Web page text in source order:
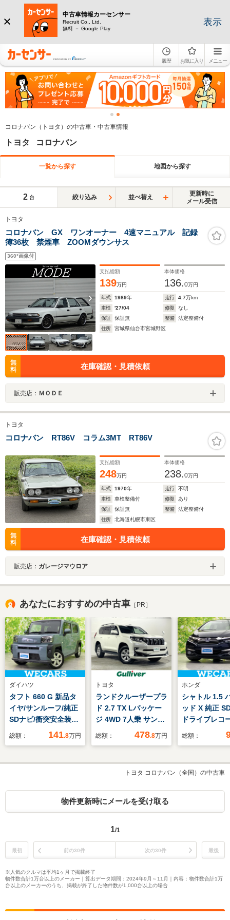
中古車情報カーセンサー
Recruit Co., Ltd.
無料 － Google Play
表示
履歴 お気に入り メニュー
コロナバン（トヨタ）の中古車・中古車情報
トヨタ コロナバン
一覧から探す 地図から探す
2 台 絞り込み 並べ替え
更新時に
メール受信
トヨタ
コロナバン GX ワンオーナー 4速マニュアル 記録
簿36枚 禁煙車 ZOOMダウンサス
360°画像付
支払総額
139万円
本体価格
136.0万円
年式 1989年 走行 4.7万km
車検
'27/04 修復
なし
保証
保証無 整備
法定整備付
住所
宮城県仙台市宮城野区
無
料
在庫確認・見積依頼
販売店： ＭＯＤＥ
トヨタ
コロナバン RT86V コラム3MT RT86V
支払総額
248万円
本体価格
238.0万円
年式 1970年 走行
不明
車検
車検整備付 修復
あり
保証
保証無 整備
法定整備付
住所
北海道札幌市東区
無
料
在庫確認・見積依頼
販売店： ガレージマウロア
あなたにおすすめの中古車 ［PR］
ダイハツ
タフト 660 G 新品タ
イヤ/サンルーフ/純正
SDナビ/衝突安全装置/
シートヒーター/車線
ー 社外/ヘッドランプ
総額： 141.8万円
トヨタ
ランドクルーザープラ
ド 2.7 TX Lパッケー
ジ 4WD 7人乗 サンル
ーフ 黒革シート モデ
ワーシート/ヒーター/
エアコン レーダーク
ーキ レーンアシスト
総額： 478.8万円
ホンダ
シャトル 1.5
ッド X 純正
ドライブレコ
社外/ヘッドラ
滑り防止装置/
リングストッ
総額：
トヨタ コロナバン（全国）の中古車
物件更新時にメールを受け取る
1/1
最初 前の30件 次の30件 最後
※人気のクルマは平均1ヶ月で掲載終了
物件数合計1万台以上のメーカー｜算出データ期間：2024年9月～11月｜内容：物件数合計1万
台以上のメーカーのうち、掲載が終了した物件数が1,000台以上の場合